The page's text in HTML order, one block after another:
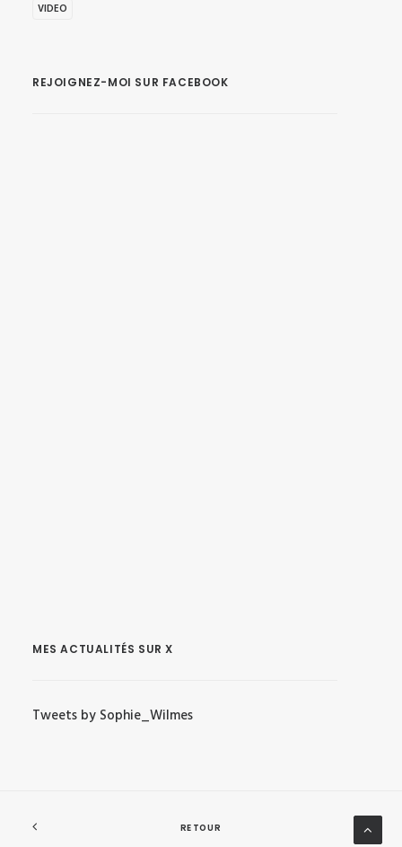
VIDEO
REJOIGNEZ-MOI SUR FACEBOOK
MES ACTUALITÉS SUR X
Tweets by Sophie_Wilmes
RETOUR